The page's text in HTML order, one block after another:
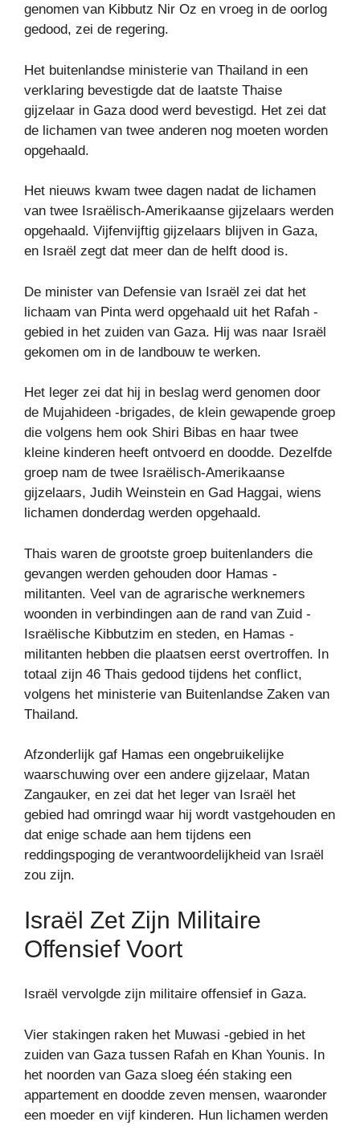
genomen van Kibbutz Nir Oz en vroeg in de oorlog
gedood, zei de regering.
Het buitenlandse ministerie van Thailand in een
verklaring bevestigde dat de laatste Thaise
gijzelaar in Gaza dood werd bevestigd. Het zei dat
de lichamen van twee anderen nog moeten worden
opgehaald.
Het nieuws kwam twee dagen nadat de lichamen
van twee Israëlisch-Amerikaanse gijzelaars werden
opgehaald. Vijfenvijftig gijzelaars blijven in Gaza,
en Israël zegt dat meer dan de helft dood is.
De minister van Defensie van Israël zei dat het
lichaam van Pinta werd opgehaald uit het Rafah -
gebied in het zuiden van Gaza. Hij was naar Israël
gekomen om in de landbouw te werken.
Het leger zei dat hij in beslag werd genomen door
de Mujahideen -brigades, de klein gewapende groep
die volgens hem ook Shiri Bibas en haar twee
kleine kinderen heeft ontvoerd en doodde. Dezelfde
groep nam de twee Israëlisch-Amerikaanse
gijzelaars, Judih Weinstein en Gad Haggai, wiens
lichamen donderdag werden opgehaald.
Thais waren de grootste groep buitenlanders die
gevangen werden gehouden door Hamas -
militanten. Veel van de agrarische werknemers
woonden in verbindingen aan de rand van Zuid -
Israëlische Kibbutzim en steden, en Hamas -
militanten hebben die plaatsen eerst overtroffen. In
totaal zijn 46 Thais gedood tijdens het conflict,
volgens het ministerie van Buitenlandse Zaken van
Thailand.
Afzonderlijk gaf Hamas een ongebruikelijke
waarschuwing over een andere gijzelaar, Matan
Zangauker, en zei dat het leger van Israël het
gebied had omringd waar hij wordt vastgehouden en
dat enige schade aan hem tijdens een
reddingspoging de verantwoordelijkheid van Israël
zou zijn.
Israël Zet Zijn Militaire
Offensief Voort
Israël vervolgde zijn militaire offensief in Gaza.
Vier stakingen raken het Muwasi -gebied in het
zuiden van Gaza tussen Rafah en Khan Younis. In
het noorden van Gaza sloeg één staking een
appartement en doodde zeven mensen, waaronder
een moeder en vijf kinderen. Hun lichamen werden